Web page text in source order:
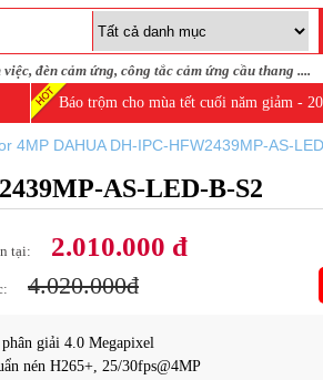
việc, đèn cảm ứng, công tắc cảm ứng cầu thang ....
Báo trộm cho mùa tết cuối năm giảm -
4MP DAHUA DH-IPC-HFW2439MP-AS-
AS-LED-B-S2
tại: 2.010.000 đ
4.020.000đ
giải 4.0 Megapixel
nén H265+, 25/30fps@4MP